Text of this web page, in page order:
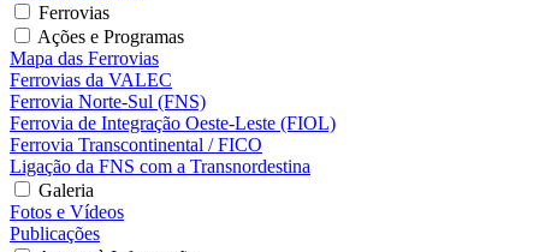
Ferrovias
Ações e Programas
Mapa das Ferrovias
Ferrovias da VALEC
Ferrovia Norte-Sul (FNS)
Ferrovia de Integração Oeste-Leste (FIOL)
Ferrovia Transcontinental / FICO
Ligação da FNS com a Transnordestina
Galeria
Fotos e Vídeos
Publicações